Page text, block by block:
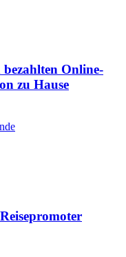
Online-
zu Hause